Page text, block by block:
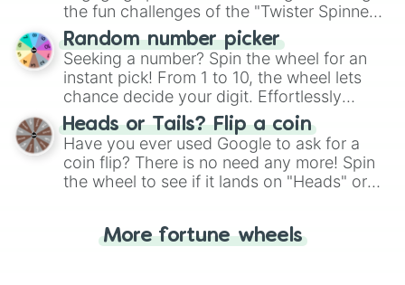
the fun challenges of the "Twister Spinner
Wheel", keeping balance and laughter in
this classic game of physical skill.
Random number picker
Seeking a number? Spin the wheel for an
instant pick! From 1 to 10, the wheel lets
chance decide your digit. Effortlessly
choose your next number with a spin of
the wheel.
Heads or Tails? Flip a coin
Have you ever used Google to ask for a
coin flip? There is no need any more! Spin
the wheel to see if it lands on "Heads" or
for you. Never google a coin flip anymore!
More fortune wheels